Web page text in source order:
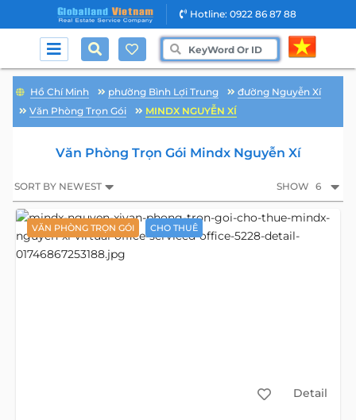
Hotline: 0922 86 87 88
Hồ Chí Minh phường Bình Lợi Trung
đường Nguyễn Xí
Văn Phòng Trọn Gói
MINDX NGUYỄN XÍ
Văn Phòng Trọn Gói Mindx Nguyễn Xí
SORT BY NEWEST SHOW 6
VĂN PHÒNG TRỌN GÓI CHO THUÊ
Detail